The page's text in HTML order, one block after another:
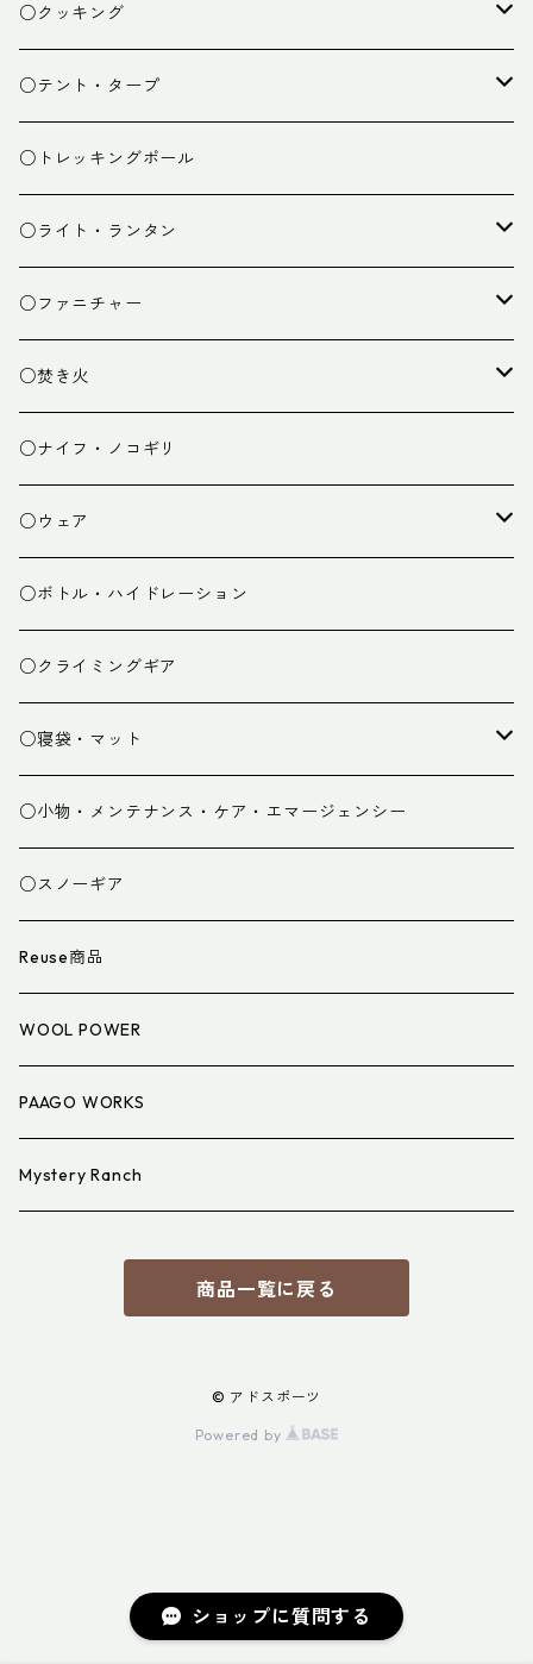
ショップに質問する
ザック
スタッフバッグ
ザック小物
○クッキング
クッカー
バーナー
カトラリー
クッキング小物
○テント・タープ
テント
タープ
ペグ・ハンマー・小物
○トレッキングポール
○ライト・ランタン
ライト
ランタン
○ファニチャー
テーブル
チェア
○焚き火
焚き火台
焚き火小物
○ナイフ・ノコギリ
○ウェア
ミドルレイヤー
ベースレイヤー
パンツ
グローブ
スパッツ・ゲイター
衣類小物
アイウェア
○ボトル・ハイドレーション
○クライミングギア
○寝袋・マット
寝袋
マット
寝具小物
○小物・メンテナンス・ケア・エマージェンシー
○スノーギア
Reuse商品
WOOL POWER
PAAGO WORKS
Mystery Ranch
商品一覧に戻る
© アドスポーツ
Powered by